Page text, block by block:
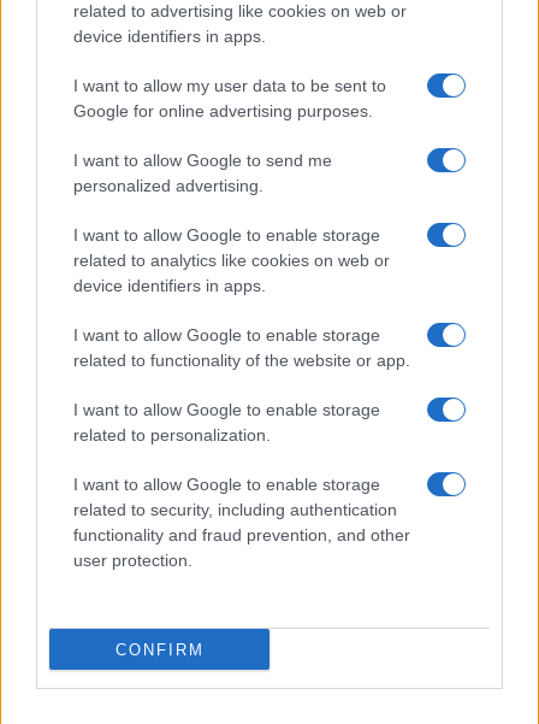
related to advertising like cookies on web or
device identifiers in apps.
I want to allow my user data to be sent to
Google for online advertising purposes.
I want to allow Google to send me
personalized advertising.
I want to allow Google to enable storage
related to analytics like cookies on web or
device identifiers in apps.
I want to allow Google to enable storage
related to functionality of the website or app.
I want to allow Google to enable storage
related to personalization.
I want to allow Google to enable storage
related to security, including authentication
functionality and fraud prevention, and other
user protection.
CONFIRM
Lamezia International Film Fest: arte e cultura si
incontrano in Calabria
PIÙ LETTI
aggiornata
La salute mentale delle mamme: perché è importante
Aiuti famiglie: tutto quello che devi sapere sui supporti
Requisiti e Stipendi per Baby Sitter in Italia: La Guida
Completa